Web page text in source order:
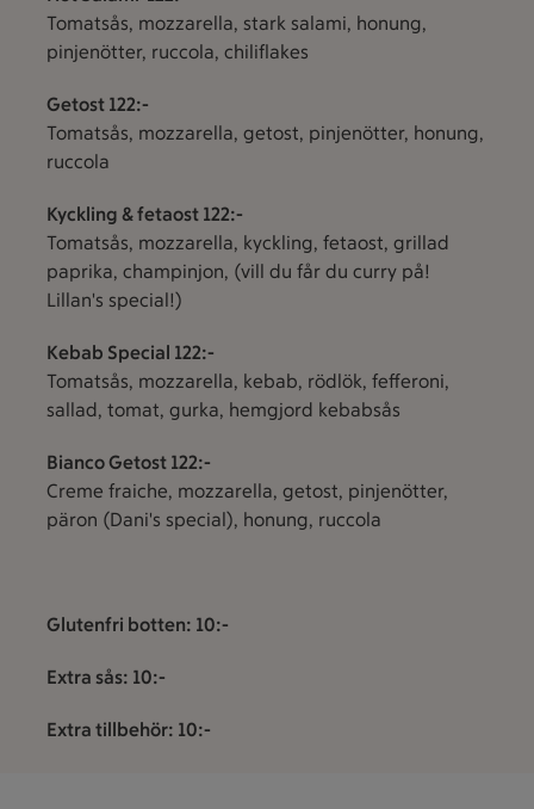
Tomatsås, mozzarella, stark salami, honung,
pinjenötter, ruccola, chiliflakes
Getost 122:-
Tomatsås, mozzarella, getost, pinjenötter, honung,
ruccola
Kyckling & fetaost 122:-
Tomatsås, mozzarella, kyckling, fetaost, grillad
paprika, champinjon, (vill du får du curry på!
Lillan's special!)
Kebab Special 122:-
Tomatsås, mozzarella, kebab, rödlök, fefferoni,
sallad, tomat, gurka, hemgjord kebabsås
Bianco Getost 122:-
Creme fraiche, mozzarella, getost, pinjenötter,
päron (Dani's special), honung, ruccola
Glutenfri botten: 10:-
Extra sås: 10:-
Extra tillbehör: 10:-